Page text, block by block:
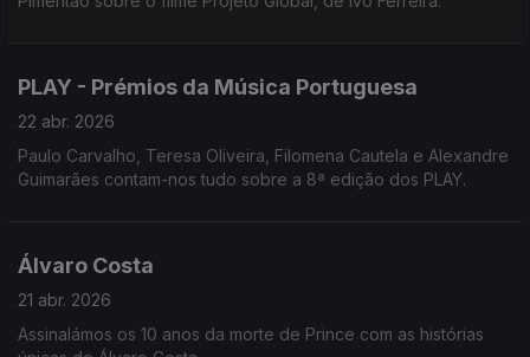
PLAY - Prémios da Música Portuguesa
22 abr. 2026
Paulo Carvalho, Teresa Oliveira, Filomena Cautela e Alexandre
Guimarães contam-nos tudo sobre a 8ª edição dos PLAY.
Álvaro Costa
21 abr. 2026
Assinalámos os 10 anos da morte de Prince com as histórias